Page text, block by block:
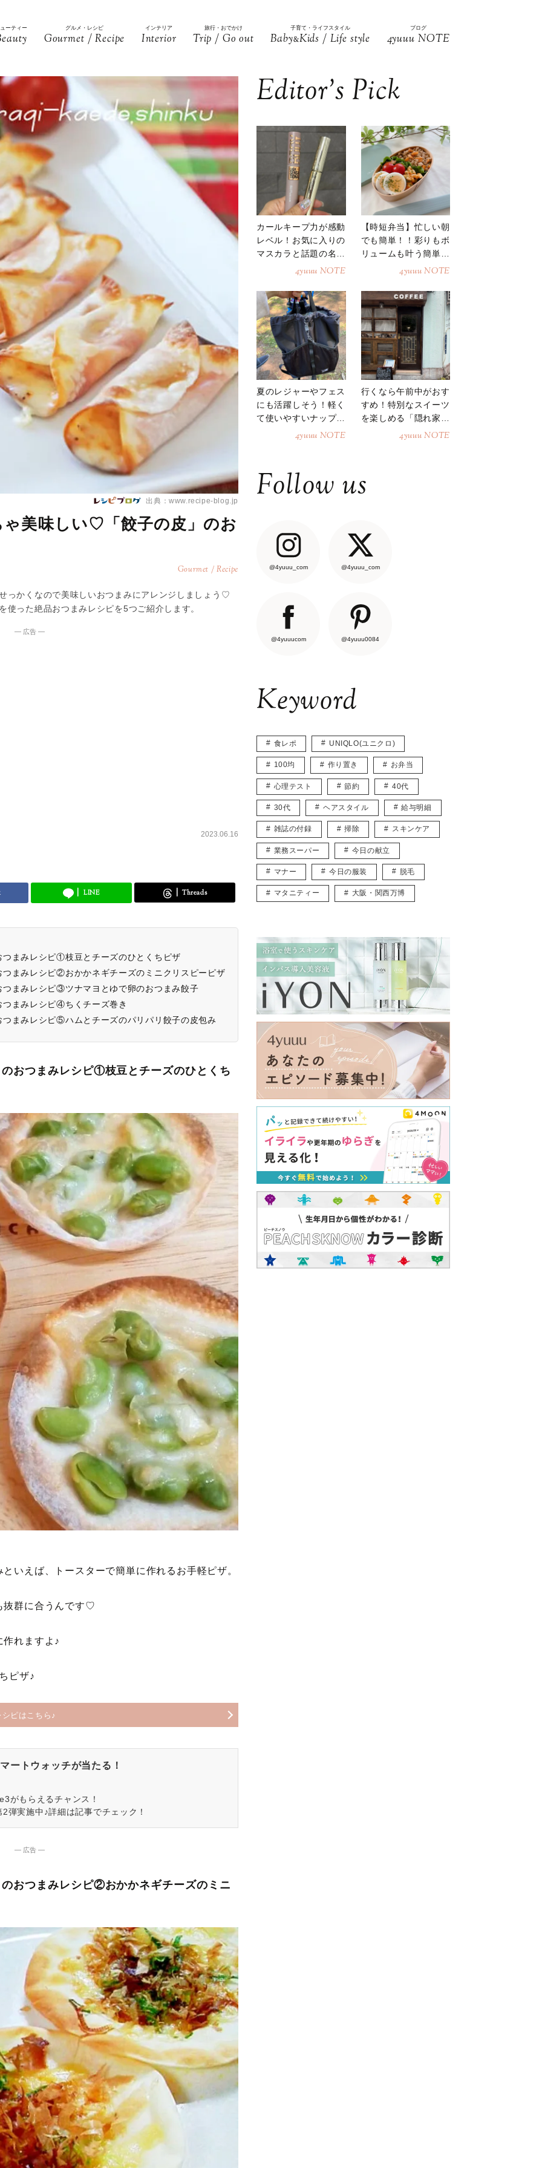
ーティー グルメ・レシピ
Gourmet / Recipe
インテリア
Interior
旅行・おでかけ
Trip / Go out
子育て・ライフスタイル
Baby&Kids / Life style
ブログ
4yuuu NOTE
出典：www.recipe-blog.jp
美味しい♡「餃子の皮」のお
Gourmet / Recipe
っかくなので美味しいおつまみにアレンジしましょう♡
った絶品おつまみレシピを5つご紹介します。
― 広告 ―
2023.06.16
LINE Threads
まみレシピ①枝豆とチーズのひとくちピザ
まみレシピ②おかかネギチーズのミニクリスピーピザ
まみレシピ③ツナマヨとゆで卵のおつまみ餃子
まみレシピ④ちくチーズ巻き
まみレシピ⑤ハムとチーズのパリパリ餃子の皮包み
おつまみレシピ①枝豆とチーズのひとくち
いえば、トースターで簡単に作れるお手軽ピザ。
抜群に合うんです♡
れますよ♪
ピザ♪
シピはこちら♪
ートウォッチが当たる！
がもらえるチャンス！
弾実施中♪詳細は記事でチェック！
― 広告 ―
おつまみレシピ②おかかネギチーズのミニ
Editor’s Pick
カールキープ力が感動
レベル！お気に入りの
マスカラと話題の名品
4yuuu NOTE
【時短弁当】忙しい朝
でも簡単！！彩りもボ
リュームも叶う簡単そ
4yuuu NOTE
夏のレジャーやフェス
にも活躍しそう！軽く
て使いやすいナップサ
4yuuu NOTE
行くなら午前中がおす
すめ！特別なスイーツ
を楽しめる「隠れ家カ
4yuuu NOTE
Follow us
@4yuuu_com @4yuuu_com
@4yuuucom @4yuuu0084
Keyword
食レポ UNIQLO(ユニクロ)
100均 作り置き お弁当
心理テスト 節約 40代
30代 ヘアスタイル 給与明細
雑誌の付録 掃除 スキンケア
業務スーパー 今日の献立
マナー 今日の服装 脱毛
マタニティー 大阪・関西万博